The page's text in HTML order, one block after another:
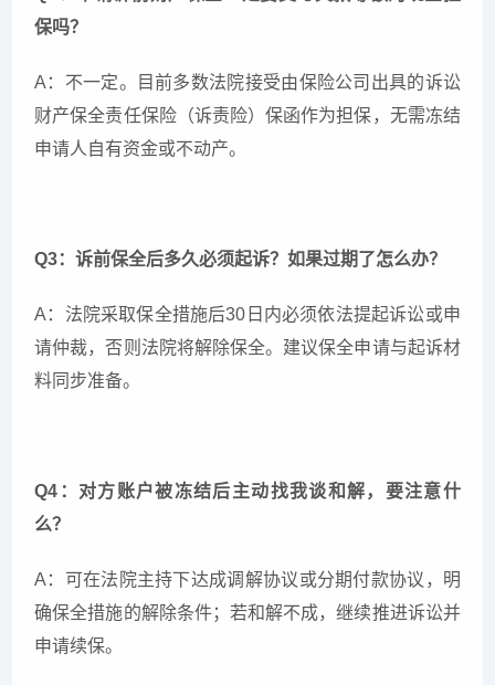
保吗？
A：不一定。目前多数法院接受由保险公司出具的诉讼
财产保全责任保险（诉责险）保函作为担保，无需冻结
申请人自有资金或不动产。
Q3：诉前保全后多久必须起诉？如果过期了怎么办？
A：法院采取保全措施后30日内必须依法提起诉讼或申
请仲裁，否则法院将解除保全。建议保全申请与起诉材
料同步准备。
Q4：对方账户被冻结后主动找我谈和解，要注意什
么？
A：可在法院主持下达成调解协议或分期付款协议，明
确保全措施的解除条件；若和解不成，继续推进诉讼并
申请续保。